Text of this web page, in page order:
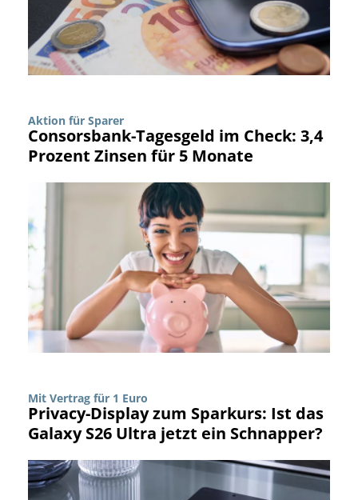
Aktion für Sparer
Consorsbank-Tagesgeld im Check: 3,4
Prozent Zinsen für 5 Monate
Mit Vertrag für 1 Euro
Privacy-Display zum Sparkurs: Ist das
Galaxy S26 Ultra jetzt ein Schnapper?